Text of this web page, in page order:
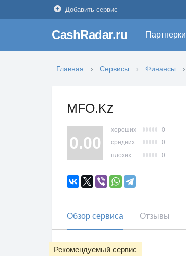
Добавить сервис
CashRadar.ru Партнерки
Главная Сервисы Финансы
MFO.Kz
0.00
хороших
0
средних
0
плохих
0
Обзор сервиса Отзывы
Рекомендуемый сервис